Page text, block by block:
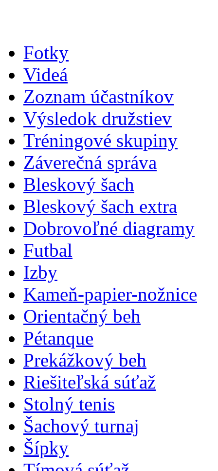
Fotky
Videá
Zoznam účastníkov
Výsledok družstiev
Tréningové skupiny
Záverečná správa
Bleskový šach
Bleskový šach extra
Dobrovoľné diagramy
Futbal
Izby
Kameň-papier-nožnice
Orientačný beh
Pétanque
Prekážkový beh
Riešiteľská súťaž
Stolný tenis
Šachový turnaj
Šípky